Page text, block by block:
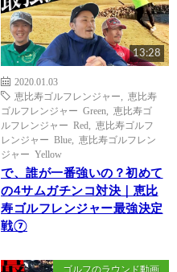
13:28
2020.01.03
恵比寿ゴルフレンジャー
恵比寿
ゴルフレンジャー Green
恵比寿ゴ
ルフレンジャー Red
恵比寿ゴルフ
レンジャー Blue
恵比寿ゴルフレン
ジャー Yellow
で、誰が一番強いの？初めて
の4サムガチンコ対決｜恵比
寿ゴルフレンジャー最強決定
戦⑦
ゴルフのラウンド動画